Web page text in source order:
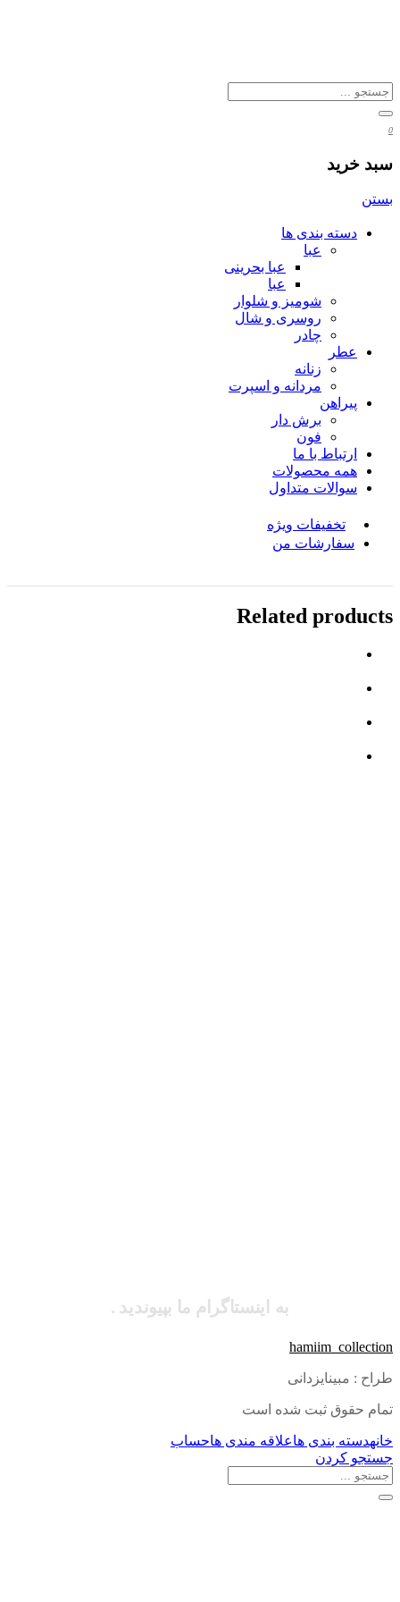
0
سبد خرید
بستن
دسته بندی ها
عبا
عبا بحرینی
عبا
شومیز و شلوار
روسری و شال
چادر
عطر
زنانه
مردانه و اسپرت
پیراهن
برش دار
فون
ارتباط با ما
همه محصولات
سوالات متداول
تخفیفات ویژه
سفارشات من
Related products
به اینستاگرام ما بپیوندید .
hamiim_collection
طراح : مبینایزدانی
تمام حقوق ثبت شده است
خانهدسته بندی هاعلاقه مندی هاحساب
جستجو کردن